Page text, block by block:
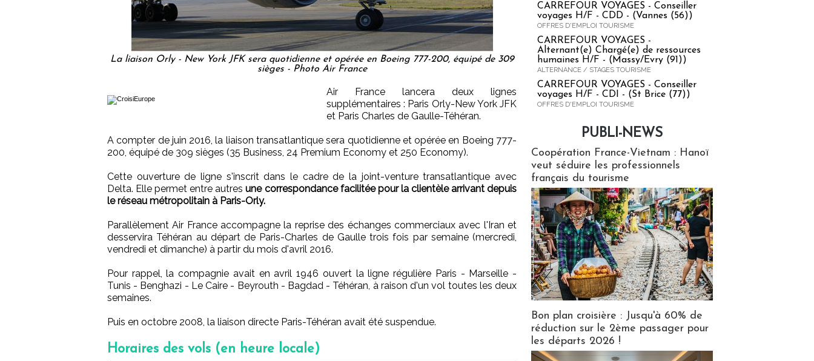
La liaison Orly - New York JFK sera quotidienne et opérée en Boeing 777-200, équipé de 309
sièges - Photo Air France
Air France lancera deux lignes
supplémentaires : Paris Orly-New York JFK
et Paris Charles de Gaulle-Téhéran.
A compter de juin 2016, la liaison transatlantique sera quotidienne et opérée en Boeing 777-
200, équipé de 309 sièges (35 Business, 24 Premium Economy et 250 Economy).
Cette ouverture de ligne s'inscrit dans le cadre de la joint-venture transatlantique avec
Delta. Elle permet entre autresune correspondance facilitée pour la clientèle arrivant depuis
le réseau métropolitain à Paris-Orly.
Parallèlement Air France accompagne la reprise des échanges commerciaux avec l'Iran et
desservira Téhéran au départ de Paris-Charles de Gaulle trois fois par semaine (mercredi,
vendredi et dimanche) à partir du mois d'avril 2016.
Pour rappel, la compagnie avait en avril 1946 ouvert la ligne régulière Paris - Marseille -
Tunis - Benghazi - Le Caire - Beyrouth - Bagdad - Téhéran, à raison d'un vol toutes les deux
semaines.
Puis en octobre 2008, la liaison directe Paris-Téhéran avait été suspendue.
Horaires des vols (en heure locale)
CARREFOUR VOYAGES - Conseiller
voyages H/F - CDD - (Vannes (56))
OFFRES D'EMPLOI TOURISME
CARREFOUR VOYAGES -
Alternant(e) Chargé(e) de ressources
humaines H/F - (Massy/Evry (91))
ALTERNANCE / STAGES TOURISME
CARREFOUR VOYAGES - Conseiller
voyages H/F - CDI - (St Brice (77))
OFFRES D'EMPLOI TOURISME
PUBLI-NEWS
Coopération France-Vietnam : Hanoï
veut séduire les professionnels
français du tourisme
Bon plan croisière : Jusqu'à 60% de
réduction sur le 2ème passager pour
les départs 2026 !